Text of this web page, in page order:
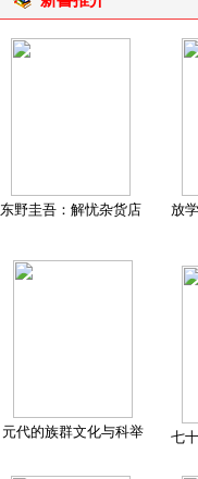
东野圭吾：解忧杂货店 放
元代的族群文化与科举 七